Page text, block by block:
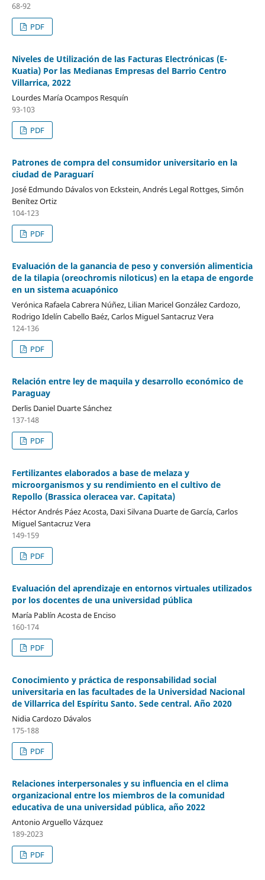
68-92
PDF
Niveles de Utilización de las Facturas Electrónicas (E-
Kuatia) Por las Medianas Empresas del Barrio Centro
Villarrica, 2022
Lourdes María Ocampos Resquín
93-103
PDF
Patrones de compra del consumidor universitario en la
ciudad de Paraguarí
José Edmundo Dávalos von Eckstein, Andrés Legal Rottges, Sim´ón
Benítez Ortiz
104-123
PDF
Evaluación de la ganancia de peso y conversión alimenticia
de la tilapia (oreochromis niloticus) en la etapa de engorde
en un sistema acuapónico
Verónica Rafaela Cabrera Núñez, Lilian Maricel González Cardozo,
Rodrigo Idelín Cabello Baéz, Carlos Miguel Santacruz Vera
124-136
PDF
Relación entre ley de maquila y desarrollo económico de
Paraguay
Derlis Daniel Duarte Sánchez
137-148
PDF
Fertilizantes elaborados a base de melaza y
microorganismos y su rendimiento en el cultivo de
Repollo (Brassica oleracea var. Capitata)
Héctor Andrés Páez Acosta, Daxi Silvana Duarte de García, Carlos
Miguel Santacruz Vera
149-159
PDF
Evaluación del aprendizaje en entornos virtuales utilizados
por los docentes de una universidad pública
María Pablín Acosta de Enciso
160-174
PDF
Conocimiento y práctica de responsabilidad social
universitaria en las facultades de la Universidad Nacional
de Villarrica del Espíritu Santo. Sede central. Año 2020
Nidia Cardozo Dávalos
175-188
PDF
Relaciones interpersonales y su influencia en el clima
organizacional entre los miembros de la comunidad
educativa de una universidad pública, año 2022
Antonio Arguello Vázquez
189-2023
PDF